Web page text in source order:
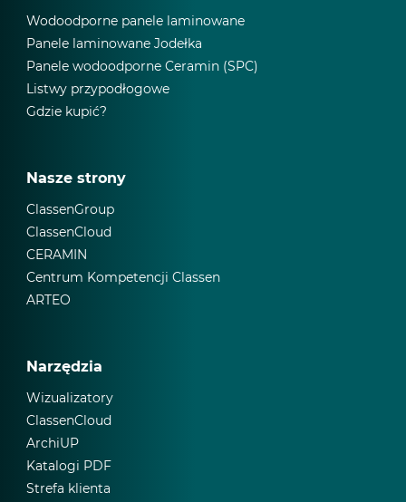
Wodoodporne panele laminowane
Panele laminowane Jodełka
Panele wodoodporne Ceramin (SPC)
Listwy przypodłogowe
Gdzie kupić?
Nasze strony
ClassenGroup
ClassenCloud
CERAMIN
Centrum Kompetencji Classen
ARTEO
Narzędzia
Wizualizatory
ClassenCloud
ArchiUP
Katalogi PDF
Strefa klienta